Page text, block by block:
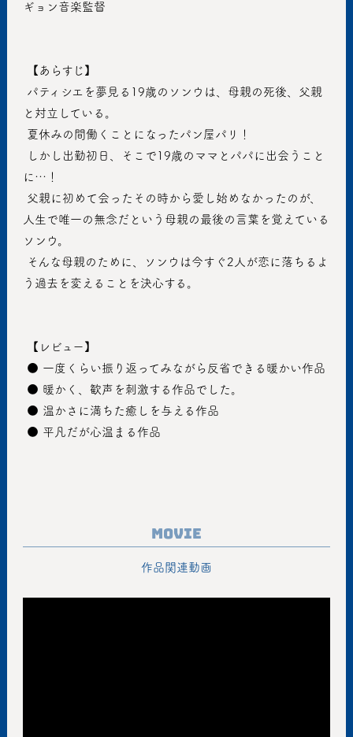
ギョン音楽監督
【あらすじ】
と対立している。
夏休みの間働くことになったパン屋パリ！
に…！
人生で唯一の無念だという母親の最後の言葉を覚えている
ソンウ。
う過去を変えることを決心する。
【レビュー】
● 一度くらい振り返ってみながら反省できる暖かい作品
● 暖かく、歓声を刺激する作品でした。
● 温かさに満ちた癒しを与える作品
● 平凡だが心温まる作品
Movie
作品関連動画